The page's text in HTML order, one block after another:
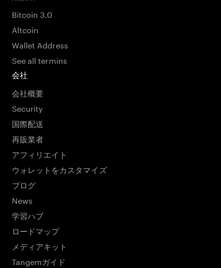
Bitcoin 3.0
Altcoin
Wallet Address
See all termins
会社
会社概要
Security
国際配送
再販業者
アフィリエイト
ウォレットをカスタマイズ
ブログ
News
学習ハブ
ロードマップ
メディアキット
Tangemガイド